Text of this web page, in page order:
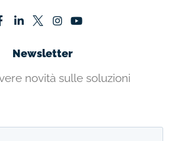
Newsletter
novità sulle soluzioni